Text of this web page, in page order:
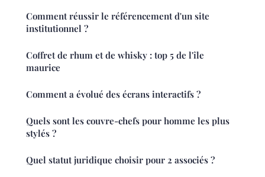
Comment réussir le référencement d'un site
institutionnel ?
Coffret de rhum et de whisky : top 5 de l'île
maurice
Comment a évolué des écrans interactifs ?
Quels sont les couvre-chefs pour homme les plus
stylés ?
Quel statut juridique choisir pour 2 associés ?